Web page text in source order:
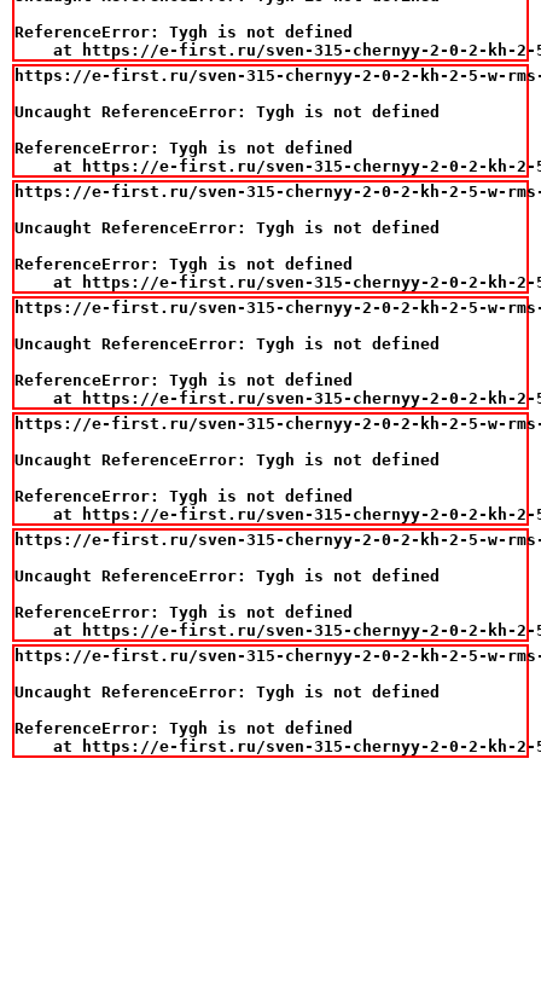
ReferenceError: Tygh is not defined
at https://e-first.ru/sven-315-chernyy-2-0-2-kh-
https://e-first.ru/sven-315-chernyy-2-0-2-kh-2-5-w-rms-
Uncaught ReferenceError: Tygh is not defined
ReferenceError: Tygh is not defined
at https://e-first.ru/sven-315-chernyy-2-0-2-kh-
https://e-first.ru/sven-315-chernyy-2-0-2-kh-2-5-w-rms-
Uncaught ReferenceError: Tygh is not defined
ReferenceError: Tygh is not defined
at https://e-first.ru/sven-315-chernyy-2-0-2-kh-
https://e-first.ru/sven-315-chernyy-2-0-2-kh-2-5-w-rms-
Uncaught ReferenceError: Tygh is not defined
ReferenceError: Tygh is not defined
at https://e-first.ru/sven-315-chernyy-2-0-2-kh-
https://e-first.ru/sven-315-chernyy-2-0-2-kh-2-5-w-rms-
Uncaught ReferenceError: Tygh is not defined
ReferenceError: Tygh is not defined
at https://e-first.ru/sven-315-chernyy-2-0-2-kh-
https://e-first.ru/sven-315-chernyy-2-0-2-kh-2-5-w-rms-
Uncaught ReferenceError: Tygh is not defined
ReferenceError: Tygh is not defined
at https://e-first.ru/sven-315-chernyy-2-0-2-kh-
https://e-first.ru/sven-315-chernyy-2-0-2-kh-2-5-w-rms-
Uncaught ReferenceError: Tygh is not defined
ReferenceError: Tygh is not defined
at https://e-first.ru/sven-315-chernyy-2-0-2-kh-